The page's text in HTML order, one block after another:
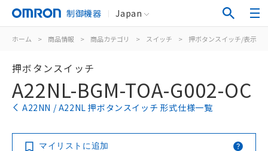
制御機器 Japan
ホーム > 商品情報 > 商品カテゴリ > スイッチ > 押ボタンスイッチ/表示灯
押ボタンスイッチ
A22NL-BGM-TOA-G002-OC
A22NN / A22NL 押ボタンスイッチ 形式仕様一覧
マイリストに追加